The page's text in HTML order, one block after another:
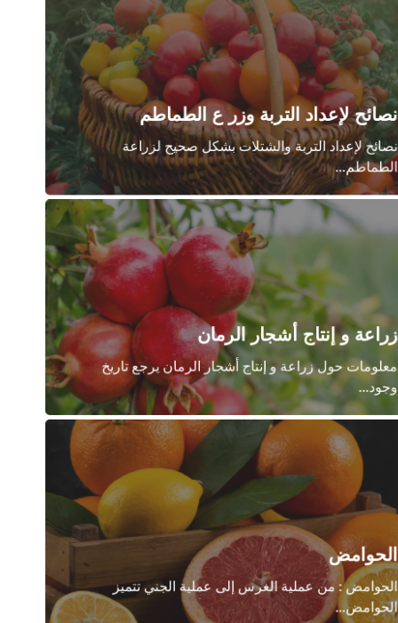
لإعداد التربة وزر ع الطماطم
لإعداد التربة والشتلات بشكل صحيح لزراعة
و إنتاج أشجار الرمان
حول زراعة و إنتاج أشجار الرمان يرجع تاريخ
: من عملية الغرس إلى عملية الجني تتميز